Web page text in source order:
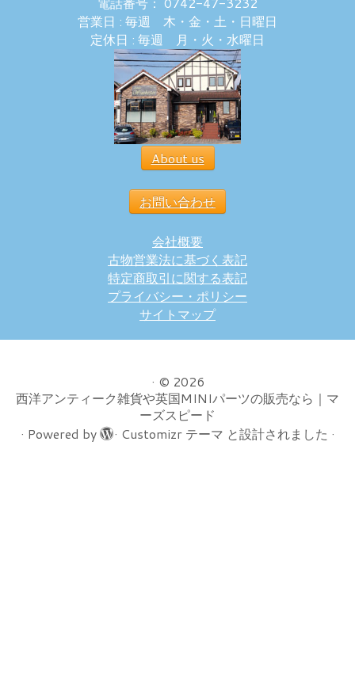
営業日 : 毎週 木・金・土・日曜日
定休日 : 毎週 月・火・水曜日
About us
お問い合わせ
会社概要
古物営業法に基づく表記
特定商取引に関する表記
プライバシー・ポリシー
サイトマップ
· © 2026
西洋アンティーク雑貨や英国MINIパーツの販売なら｜マ
ーズスピード
· Powered by · Customizr テーマ と設計されました ·